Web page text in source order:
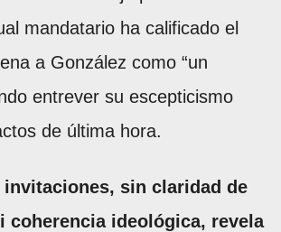
mandatario ha calificado el
a González como “un
entrever su escepticismo
de última hora.
invitaciones, sin claridad de
coherencia ideológica, revela